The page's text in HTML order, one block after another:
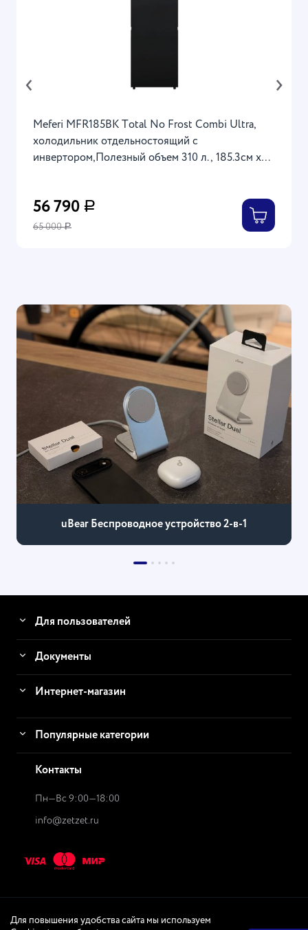
Meferi MFR185BK Тotal No Frost Combi Ultra,
холодильник отдельностоящий с
инвертором,Полезный объем 310 л., 185.3см х
56 790 Р
65 000Р
‹ ›
uBear Беспроводное устройство 2-в-1
Для пользователей
Документы
Интернет-магазин
Популярные категории
Контакты
Пн—Вс 9:00—18:00
info@zetzet.ru
Для повышения удобства сайта мы используем